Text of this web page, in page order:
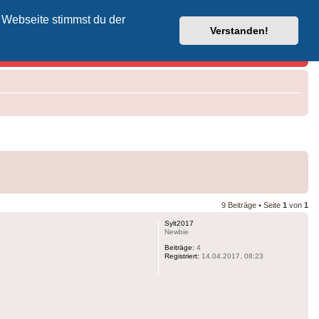
stimmst du der
Verstanden!
Vodafone-Kabel-Helpdesk
9 Beiträge • Seite 1 von 1
Sylt2017
Newbie
Beiträge: 4
Registriert: 14.04.2017, 08:23